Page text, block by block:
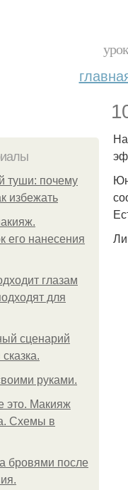
туши: почему
избежать
его нанесения
глазам
для
сценарий
руками.
это. Макияж
Схемы в
бровями после